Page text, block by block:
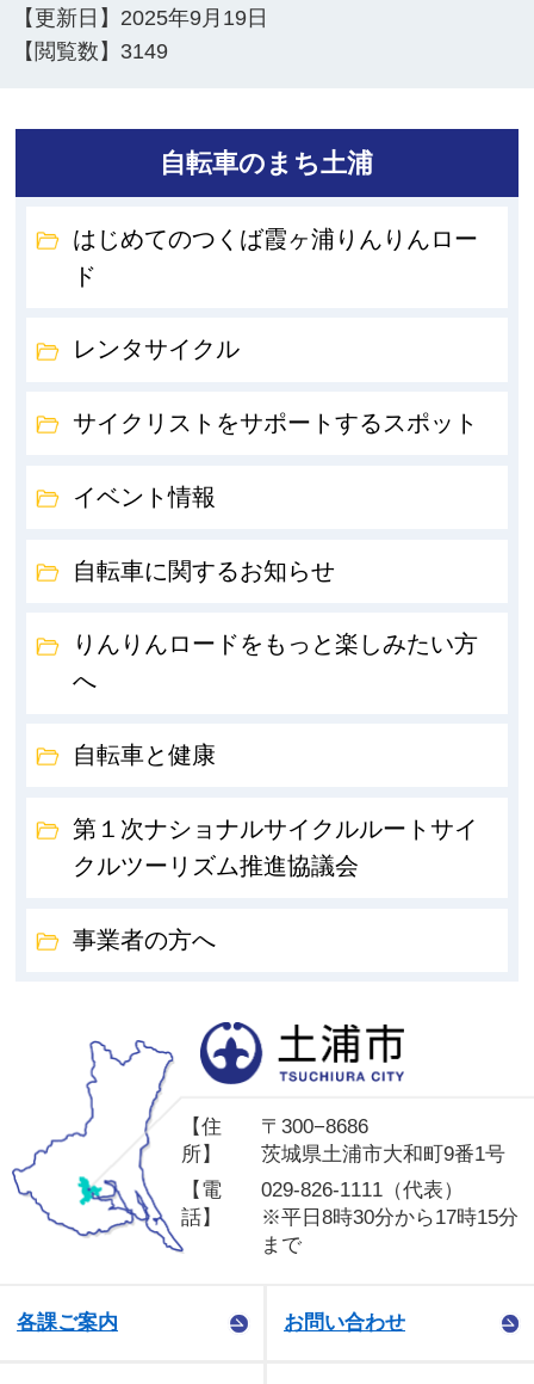
【更新日】 2025年9月19日
【閲覧数】 3149
自転車のまち土浦
はじめてのつくば霞ヶ浦りんりんロー
ド
レンタサイクル
サイクリストをサポートするスポット
イベント情報
自転車に関するお知らせ
りんりんロードをもっと楽しみたい方
へ
自転車と健康
第１次ナショナルサイクルルートサイ
クルツーリズム推進協議会
事業者の方へ
【住
所】
〒300−8686
茨城県土浦市大和町9番1号
【電
話】
029-826-1111（代表）
※平日8時30分から17時15分
まで
各課ご案内 お問い合わせ